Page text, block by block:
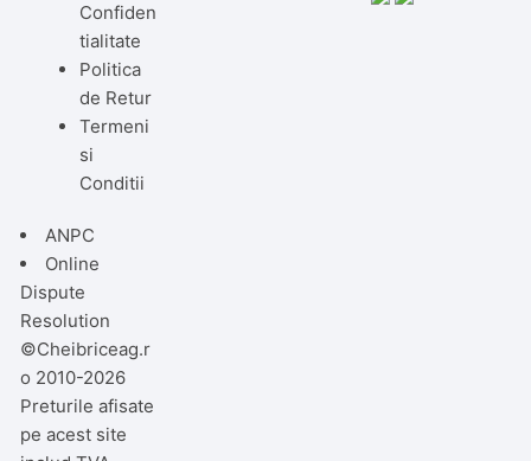
Confiden
tialitate
Politica
de Retur
Termeni
si
Conditii
ANPC
Online
Dispute
Resolution
©Cheibriceag.r
o 2010-2026
Preturile afisate
pe acest site